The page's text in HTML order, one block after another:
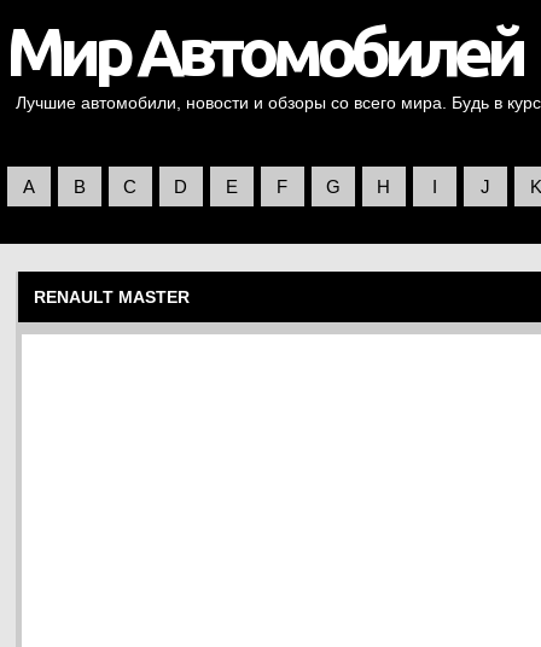
Лучшие автомобили, новости и обзоры со всего мира. Будь в
A B C D E F G H I J K
RENAULT MASTER